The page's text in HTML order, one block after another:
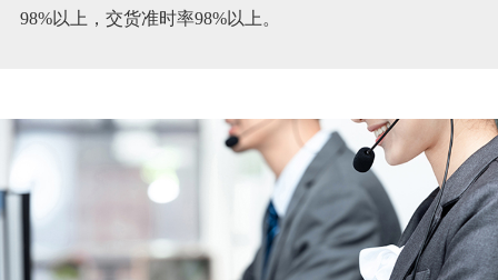
98%以上，交货准时率98%以上。